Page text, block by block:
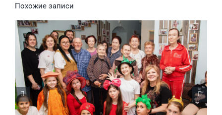
Похожие записи
Волонтеры в Тёплом Доме